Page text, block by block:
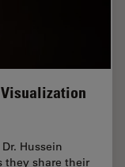
Hussein
they share their